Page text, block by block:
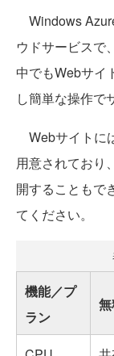
Windows
ウドサービスで
中でもWebサイ
し簡単な操作で
Webサイトに
用意されており
開することもで
てください。
機能／プ
ラン